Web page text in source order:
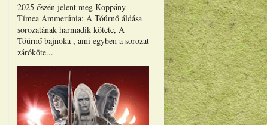
2025 őszén jelent meg Koppány
Tímea Ammerúnia: A Tóúrnő áldása
sorozatának harmadik kötete, A
Tóúrnő bajnoka , ami egyben a sorozat
záróköte...